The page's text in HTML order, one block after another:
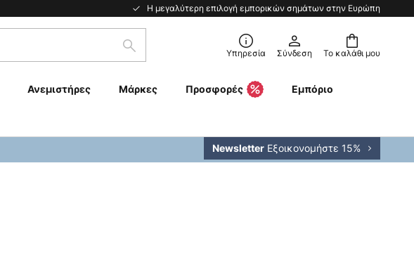
Η μεγαλύτερη επιλογή εμπορικών σημάτων στην Ευρώπη
Το καλάθι μου
Αναζήτηση Υπηρεσία Σύνδεση
Ανεμιστήρες Μάρκες Προσφορές Εμπόριο
Newsletter Εξοικονομήστε 15%